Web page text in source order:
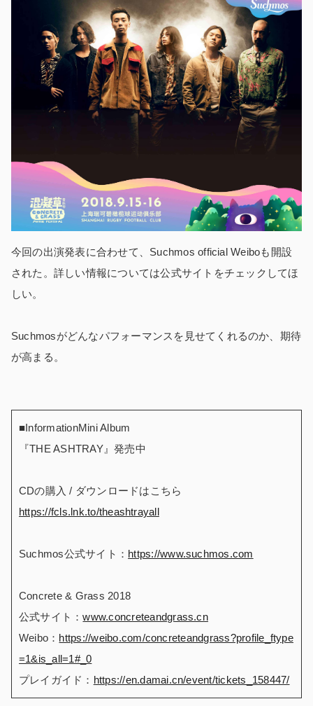
今回の出演発表に合わせて、Suchmos official Weiboも開設
された。詳しい情報については公式サイトをチェックしてほ
しい。
Suchmosがどんなパフォーマンスを見せてくれるのか、期待
が高まる。
■InformationMini Album
『THE ASHTRAY』発売中
CDの購入 / ダウンロードはこちら
https://fcls.lnk.to/theashtrayall
Suchmos公式サイト： https://www.suchmos.com
Concrete & Grass 2018
公式サイト：www.concreteandgrass.cn
Weibo： https://weibo.com/concreteandgrass?profile_ftype
=1&is_all=1#_0
プレイガイド： https://en.damai.cn/event/tickets_158447/